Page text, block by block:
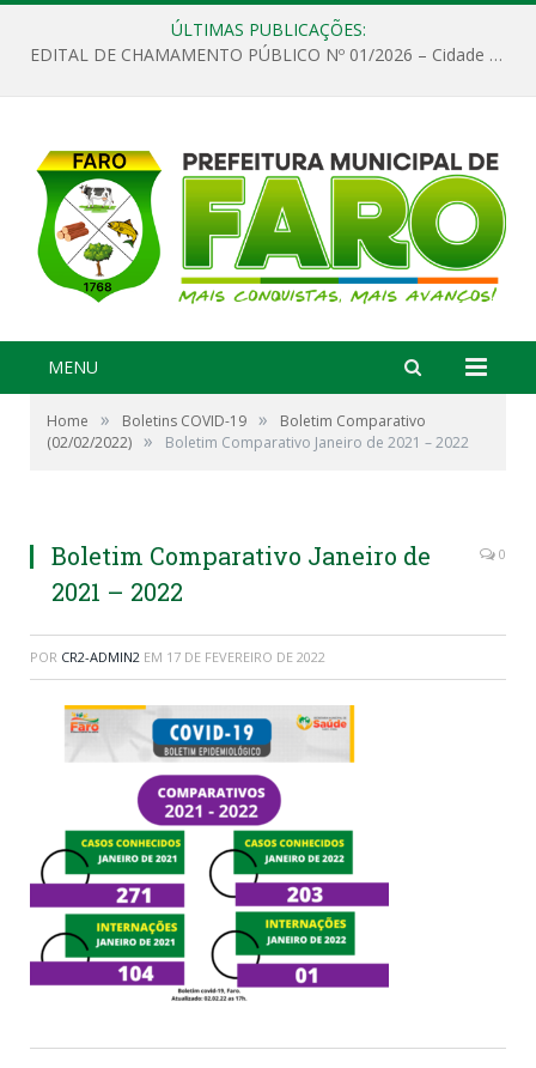
ÚLTIMAS PUBLICAÇÕES:
EDITAL DE CHAMAMENTO PÚBLICO Nº 01/2026 – Cidade de Faro
MENU
Home » Boletins COVID-19 »
Boletim Comparativo
(02/02/2022) » Boletim Comparativo Janeiro de 2021 – 2022
Boletim Comparativo Janeiro de
2021 – 2022
0
POR CR2-ADMIN2 EM 17 DE FEVEREIRO DE 2022